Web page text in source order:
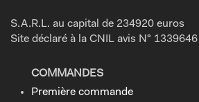
S.A.R.L. au capital de 234920 euros
Site déclaré à la CNIL avis N° 1339646
COMMANDES
Première commande